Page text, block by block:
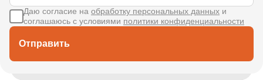
Отправить
Даю согласие на обработку персональных данных и
соглашаюсь с условиями политики конфиденциальности